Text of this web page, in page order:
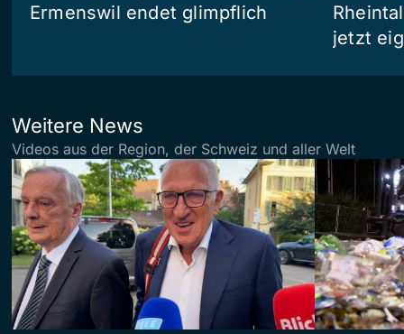
Ermenswil endet glimpflich
jetzt
Weitere News
Videos aus der Region, der Schweiz und aller Welt